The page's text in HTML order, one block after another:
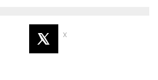
X